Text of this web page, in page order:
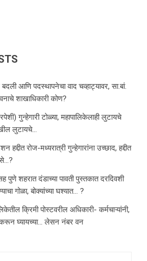
बदली आणि पदस्थापनेचा वाद चव्हाट्यावर, सा.बां.
शाखाधिकारी कोण?
गुन्हेगारी टोळ्या, महापालिकेलाही लुटायचे
लुटायचे…
हद्दीत रोज-मध्यरात्री गुन्हेगारांना उच्छाद, हद्दीत
पुणे शहरात दंडाच्या पावती पुस्तकात दरदिवशी
गोळा, बोक्यांच्या घश्यात… ?
क्रिमी पोस्टवरील अधिकारी- कर्मचाऱ्यांनी,
करून घ्यायच्या… लेसन नंबर वन